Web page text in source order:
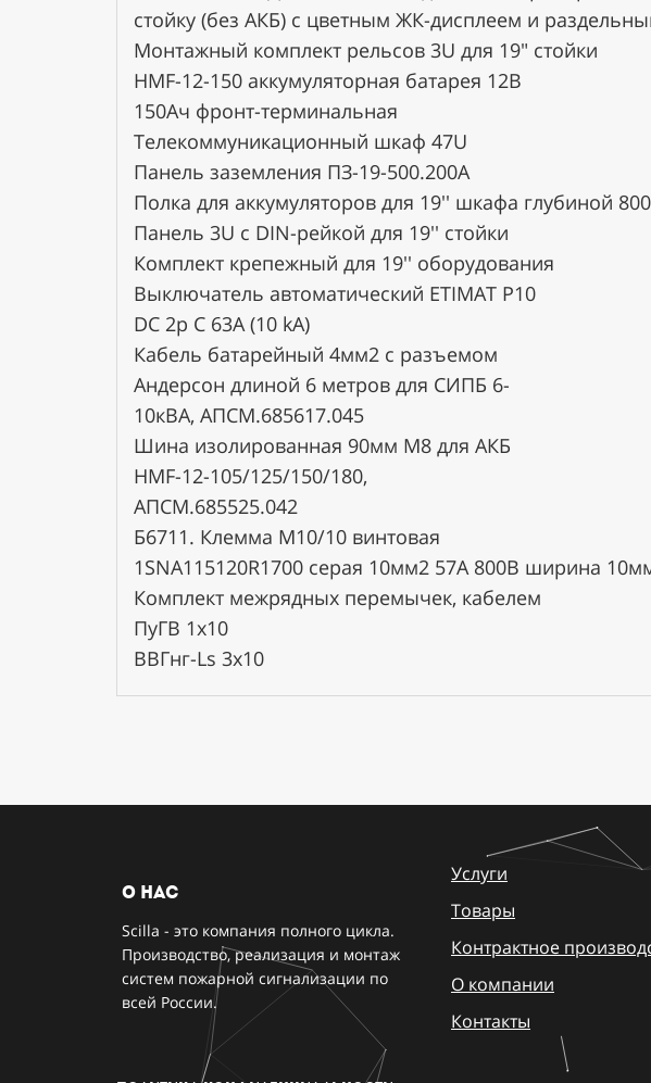
стойку (без АКБ) c цветным ЖК-дисплеем и
Монтажный комплект рельсов 3U для 19" стойки
HMF-12-150 аккумуляторная батарея 12В
150Ач фронт-терминальная
Телекоммуникационный шкаф 47U
Панель заземления ПЗ-19-500.200А
Полка для аккумуляторов для 19'' шкафа глубиной
Панель 3U c DIN-рейкой для 19'' стойки
Комплект крепежный для 19'' оборудования
Выключатель автоматический ETIMAT P10
DC 2p C 63А (10 kA)
Кабель батарейный 4мм2 с разъемом
Андерсон длиной 6 метров для СИПБ 6-
10кВА, АПСМ.685617.045
Шина изолированная 90мм М8 для АКБ
HMF-12-105/125/150/180,
АПСМ.685525.042
Б6711. Клемма M10/10 винтовая
1SNA115120R1700 серая 10мм2 57А 800В ширина
Комплект межрядных перемычек, кабелем
ПуГВ 1х10
ВВГнг-Ls 3х10
Доставка по Москве курьером -300 рублей.
Доставка за пределы МКАД до 10 км -600 рублей
Самовывоз со склада г. Москва, ул. Котляковская, 7/13
Доставка в регионы осуществляетсяпо ценам
Оплата
Принимаем к оплате наличный и безналичный расчёт.
о нас
Scilla - это компания полного цикла.
Производство, реализация и монтаж
систем пожарной сигнализации по
всей России.
Услуги
Товары
Контрактное
О компании
Контакты